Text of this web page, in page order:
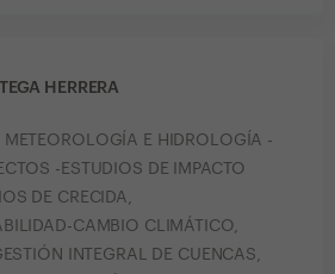
HERRERA
METEOROLOGÍA E HIDROLOGÍA -
-ESTUDIOS DE IMPACTO
DE CRECIDA,
CAMBIO CLIMÁTICO,
INTEGRAL DE CUENCAS,